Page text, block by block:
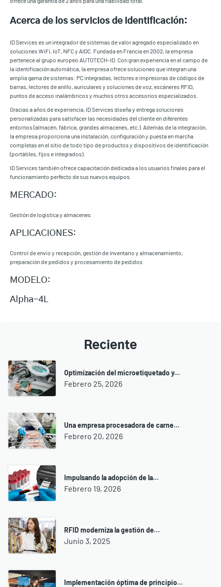
Acerca de los servicios de identificación:
ID Services es un integrador de sistemas de valor agregado especializado en
soluciones WiFi, IoT, NFC y AIDC. Fundada en Francia en 2002, la empresa
pertenece al grupo europeo AUTOTECH-ID. Con gran experiencia en el campo de
la identificación automática, la empresa ofrece soluciones que integran una
amplia gama de sistemas: PC integradas, lectores e impresoras de códigos de
barras, lectores de anillo, auriculares y soluciones de voz, escáneres RFID,
puntos de acceso inalámbricos y muchos otros accesorios especializados.
Gracias a años de experiencia, ID Services diseña y entrega soluciones
personalizadas para satisfacer las necesidades del cliente en diferentes
entornos (almacén, fábrica, grandes almacenes, etc.). Además de la integración,
la empresa proporciona una instalación, configuración y puesta en marcha
completas en el sitio de todo tipo de productos y dispositivos de identificación
(portátiles, fijos e integrados).
ID Services también ofrece capacitación dedicada a los usuarios finales para el
funcionamiento perfecto de sus nuevos equipos.
MERCADO:
Gestión de logística y almacenes
APLICACIONES:
Control de envío y recepción, gestión de inventario y almacenamiento,
preparación de pedidos y procesamiento de pedidos
MODELO:
Alpha-4L
Reciente
Optimización del microetiquetado y...
Febrero 25, 2026
Una empresa procesadora de carne...
Febrero 20, 2026
Impulsando la adopción de la...
Febrero 19, 2026
RFID moderniza la gestión de...
Junio 3, 2025
Implementación óptima de principio...